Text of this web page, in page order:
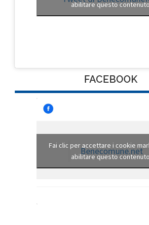
abilitare questo
FACEBOOK
Benecomune.net
Fai clic per accettare i cookie
abilitare questo contenuto